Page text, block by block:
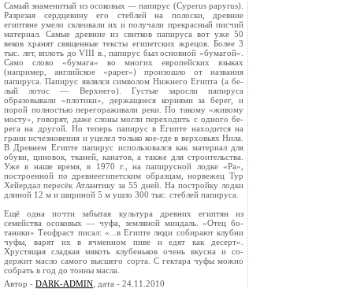
Самый знаменитый из осоковых — папирус (Cyperus papyrus).
Разрезая сердцевину его стеблей на полоски, древние
египтяне умело склеивали их и получали прекрасный писчий
материал. Самые древние из свитков папируса вот уже 50
веков хранят священные тексты египетских жрецов. Более 3
тыс. лет, вплоть до VIII в., папирус был основной «бумагой».
Само слово «бумага» во многих европейских язы­ках
(например, английское «paper») произошло от названия
папируса. Папирус являлся символом Нижнего Египта (а бе­
лый лотос — Верхнего). Густые заросли папируса
образовывали «плотики», держащиеся корнями за берег, и
порой полностью перегораживали реки. По такому «живому
мосту», говорят, даже слоны могли переходить с одного бе­
рега на другой. Но теперь папирус в Египте находится на
грани исчезновения и уцелел только кое-где в верховьях Нила.
В Древнем Египте папирус использовался как ма­териал для
обуви, циновок, тканей, канатов, а также для строительства.
Уже в наше время, в 1970 г., на папирусной лодке «Ра»,
построенной по древнеегипетским образцам, нор­вежец Тур
Хейердал пересёк Атлантику за 55 дней. На пост­ройку лодки
длиной 12 м и шириной 5 м ушло 300 тыс. стеблей папируса.
Ещё одна почти забытая культура древних египтян из
семейства осоковых — чуфа, земляной миндаль. «Отец бо­
таники» Теофраст писал: «...в Египте люди собирают клубни
чуфы, варят их в ячменном пиве и едят как десерт».
Хрустящая сладкая мякоть клубеньков очень вкусна и со­
держит масло самого высшего сорта. С гектара чуфы мож­но
собрать в год до тонны масла.
Автор - DARK-ADMIN , дата - 24.11.2010